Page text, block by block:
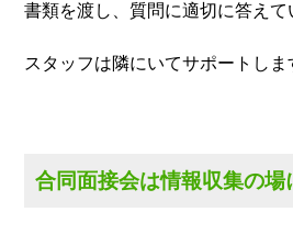
書類を渡し、質問に適切に答えて
スタッフは隣にいてサポートしま
合同面接会は情報収集の場